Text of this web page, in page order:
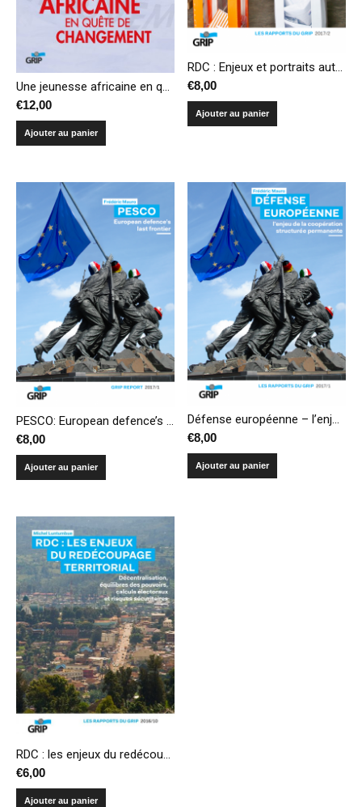
Une jeunesse africaine en quête de changement
€12,00
Ajouter au panier
RDC : Enjeux et portraits autour d’un enlisement électoral
€8,00
Ajouter au panier
PESCO: European defence’s last frontier
€8,00
Ajouter au panier
Défense européenne – l’enjeu de la coopération structurée permanente
€8,00
Ajouter au panier
RDC : les enjeux du redécoupage territorial – Décentralisation, équilibres des pouvoirs, calculs électoraux et risques sécuritaires
€6,00
Ajouter au panier